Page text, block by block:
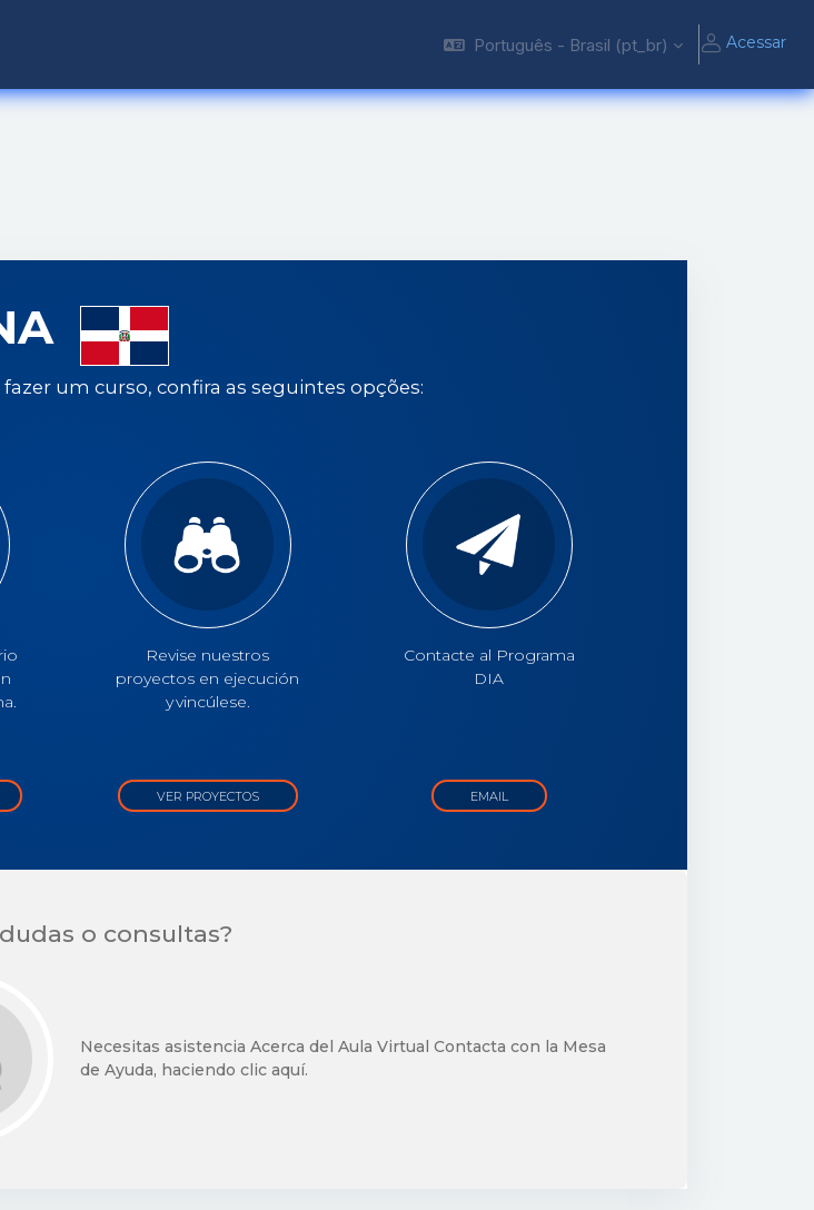
Português - Brasil ‎(pt_br)‎ Acessar
um curso, confira as seguintes opções:
Revise nuestros
proyectos en ejecución
y vincúlese.
VER PROYECTOS
Contacte al Programa
DIA
EMAIL
o consultas?
Necesitas asistencia Acerca del Aula Virtual Contacta con la Mesa
de Ayuda, haciendo clic aquí.